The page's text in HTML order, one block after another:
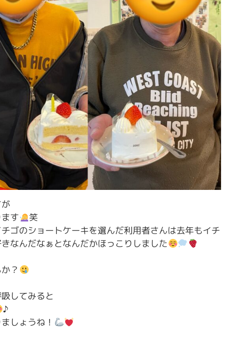
す
笑
ゴのショートケーキを選んだ利用者さんは去年もイチ
なんだなぁとなんだかほっこりしました
？
してみると
♪
しょうね！